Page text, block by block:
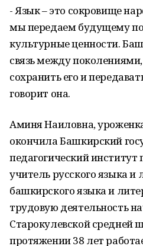
- Язык – это сокровище
мы передаем будущему
культурные ценности.
связь между
сохранить его и
говорит она.
Аминя Наиловна,
окончила Башкирский
педагогический институт
учитель русского языка и
башкирского языка и
трудовую деятельность
Старокулевской средней
протяжении 38 лет